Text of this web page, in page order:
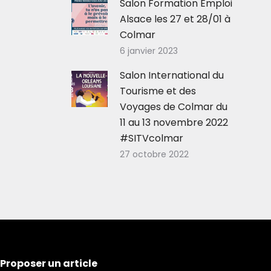
Salon Formation Emploi
Alsace les 27 et 28/01 à
Colmar
6 janvier 2023
Salon International du
Tourisme et des
Voyages de Colmar du
11 au 13 novembre 2022
#SITVcolmar
27 octobre 2022
Proposer un article